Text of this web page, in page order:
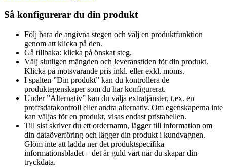
Så konfigurerar du din produkt
Följ bara de angivna stegen och välj en produktfunktion
genom att klicka på den.
Gå tillbaka: klicka på önskat steg.
Välj slutligen mängden och leveranstiden för din produkt.
Klicka på motsvarande pris inkl. eller exkl. moms.
I spalten ”Din produkt” kan du kontrollera de
produktegenskaper som du har konfigurerat.
Under ”Alternativ” kan du välja extratjänster, t.ex. en
proffsdatakontroll eller andra alternativ. Om egenskaperna inte
kan väljas för en produkt, visas endast pristabellen.
Till sist skriver du ett ordernamn, lägger till information om
din dataöverföring och lägger din produkt i kundvagnen.
Glöm inte att ladda ner det produktspecifika
informationsbladet – det är guld värt när du skapar din
tryckdata.